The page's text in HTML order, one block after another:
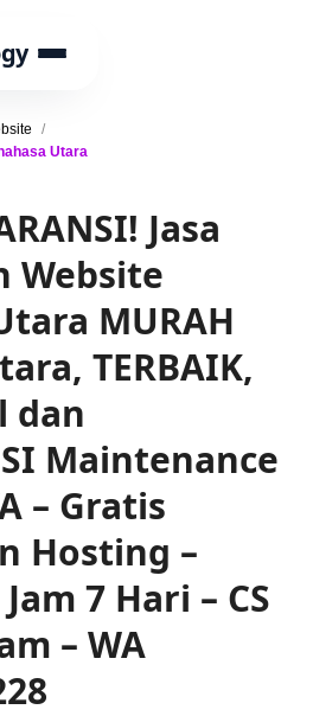
/
Utara
Jasa
Website
MURAH
TERBAIK,
dan
Maintenance
– Gratis
Hosting –
7 Hari – CS
– WA